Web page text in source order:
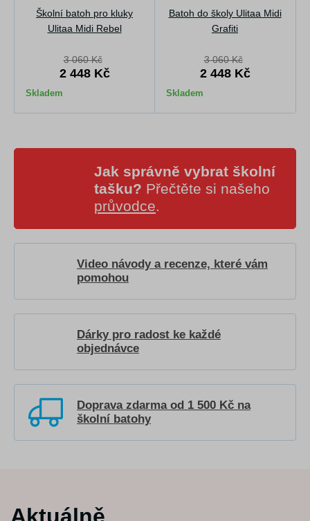
Školní batoh pro kluky
Ulitaa Midi Rebel
3 060 Kč
2 448 Kč
Skladem
Batoh do školy Ulitaa Midi
Grafiti
3 060 Kč
2 448 Kč
Skladem
Jak správně vybrat školní
tašku? Přečtěte si našeho
průvodce.
Video návody a recenze, které vám
pomohou
Dárky pro radost ke každé
objednávce
Doprava zdarma od 1 500 Kč na
školní batohy
Aktuálně